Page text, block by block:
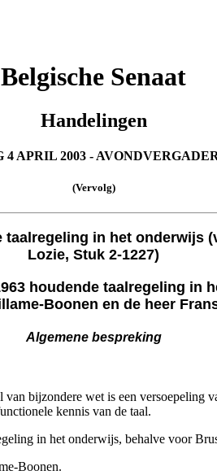
Belgische Senaat
Handelingen
4 APRIL 2003 -
(Vervolg)
in het onderwijs
Lozie, Stuk 2-1227)
houdende taalregeling in
Boonen en de heer
Algemene bespreking
bijzondere wet is een versoepeling
kennis van de taal.
in het onderwijs, behalve voor
Boonen.